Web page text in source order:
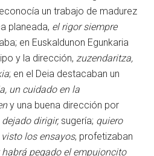
un trabajo de madurez
planeada, el rigor siempre
en Euskaldunon Egunkaria
y la dirección,zuzendaritza,
; en el Deia destacaban un
un cuidado en la
y una buena dirección por
dejado dirigir,sugería; quiero
los ensayos, profetizaban
habrá pegado el empujoncito